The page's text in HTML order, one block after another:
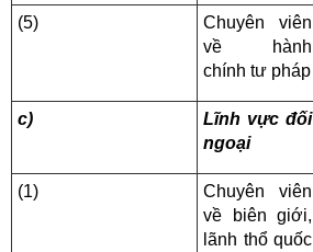
(5)
Chuyên viên
về hành
chính tư pháp
c)
Lĩnh vực đối
ngoại
(1)
Chuyên viên
về biên giới,
lãnh thổ quốc